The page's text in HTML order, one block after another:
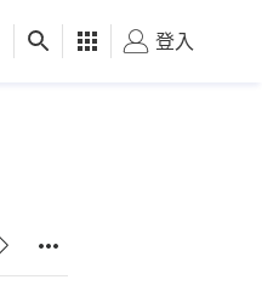
健康 好食玩飛
登入